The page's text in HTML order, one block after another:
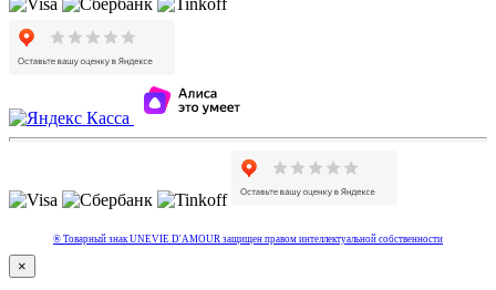
® Товарный знак UNEVIE D'AMOUR защищен правом интеллектуальной собcтвенности
×